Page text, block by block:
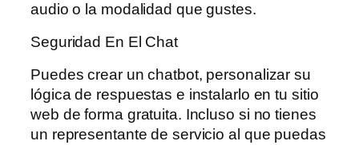
audio o la modalidad que gustes.
Seguridad En El Chat
Puedes crear un chatbot, personalizar su
lógica de respuestas e instalarlo en tu sitio
web de forma gratuita. Incluso si no tienes
un representante de servicio al que puedas